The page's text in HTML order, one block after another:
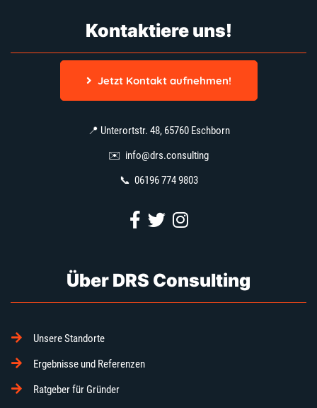
Kontaktiere uns!
Jetzt Kontakt aufnehmen!
📍 Unterortstr. 48, 65760 Eschborn
✉️ info@drs.consulting
📞 06196 774 9803
Über DRS Consulting
Unsere Standorte
Ergebnisse und Referenzen
Ratgeber für Gründer